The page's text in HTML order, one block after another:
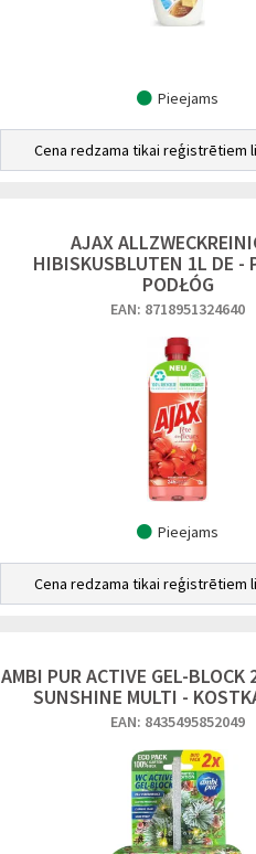
Pieejams
Cena redzama tikai reģistrētiem
AJAX
HIBISKUSBLUTEN 1L DE -
PODŁÓG
EAN: 8718951324640
Pieejams
Cena redzama tikai reģistrētiem
AMBI PUR ACTIVE GEL-BLOCK
SUNSHINE MULTI -
EAN: 8435495852049